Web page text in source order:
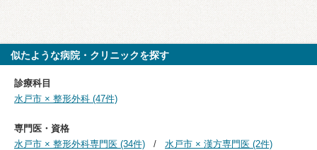
似たような病院・クリニックを探す
診療科目
水戸市 × 整形外科 (47件)
専門医・資格
水戸市 × 整形外科専門医 (34件)
水戸市 × 漢方専門医 (2件)